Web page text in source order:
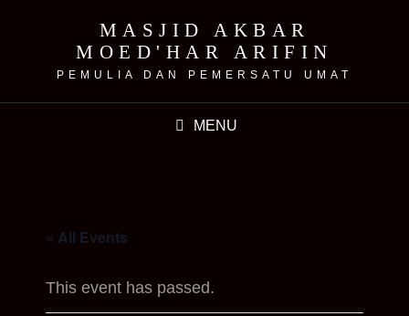
MASJID AKBAR
MOED'HAR ARIFIN
PEMULIA DAN PEMERSATU UMAT
MENU
« All Events
This event has passed.